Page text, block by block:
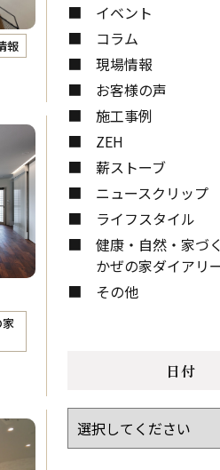
報
イベント
コラム
現場情報
お客様の声
施工事例
ZEH
薪ストーブ
ニュースクリップ
ライフスタイル
健康・自然・家づ
かぜの家ダイアリー
その他
日付